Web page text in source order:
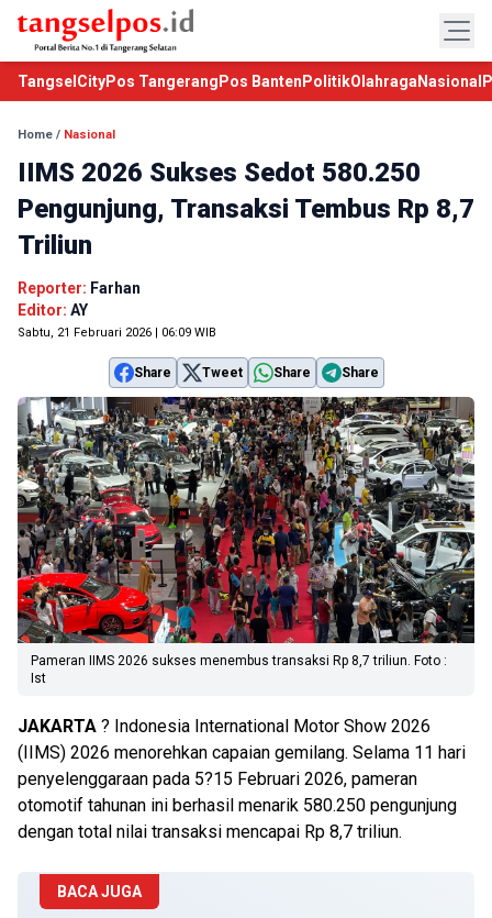
TangselCityPos Tangerang Pos Banten PolitikOlahraga Nasional
Home / Nasional
IIMS 2026 Sukses Sedot 580.250
Pengunjung, Transaksi Tembus Rp 8,7
Triliun
Reporter: Farhan
Editor: AY
Sabtu, 21 Februari 2026 | 06:09 WIB
Share Tweet Share Share
Pameran IIMS 2026 sukses menembus transaksi Rp 8,7 triliun. Foto :
Ist
JAKARTA ? Indonesia International Motor Show 2026
(IIMS) 2026 menorehkan capaian gemilang. Selama 11 hari
penyelenggaraan pada 5?15 Februari 2026, pameran
otomotif tahunan ini berhasil menarik 580.250 pengunjung
dengan total nilai transaksi mencapai Rp 8,7 triliun.
BACA JUGA